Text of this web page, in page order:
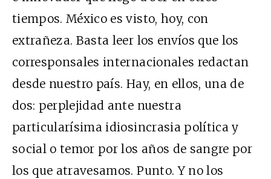
tiempos. México es visto, hoy, con
extrañeza. Basta leer los envíos que los
corresponsales internacionales redactan
desde nuestro país. Hay, en ellos, una de
dos: perplejidad ante nuestra
particularísima idiosincrasia política y
social o temor por los años de sangre por
los que atravesamos. Punto. Y no los